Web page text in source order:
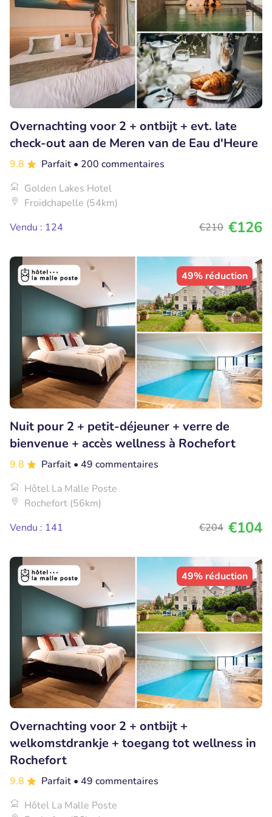
Overnachting voor 2 + ontbijt + evt. late
check-out aan de Meren van de Eau d'Heure
9.8 Parfait • 200 commentaires
Golden Lakes Hotel
Froidchapelle (54km)
Vendu : 124
€210 €126
49% réduction
Nuit pour 2 + petit-déjeuner + verre de
bienvenue + accès wellness à Rochefort
9.8 Parfait • 49 commentaires
Hôtel La Malle Poste
Rochefort (56km)
Vendu : 141
€204 €104
49% réduction
Overnachting voor 2 + ontbijt +
welkomstdrankje + toegang tot wellness in
Rochefort
9.8 Parfait • 49 commentaires
Hôtel La Malle Poste